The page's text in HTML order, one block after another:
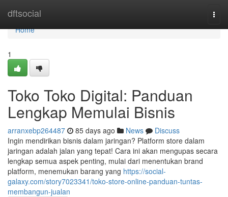
dftsocial
Home
Home
1
Toko Toko Digital: Panduan
Lengkap Memulai Bisnis
arranxebp264487 85 days ago News
Discuss
Ingin mendirikan bisnis dalam jaringan? Platform store dalam
jaringan adalah jalan yang tepat! Cara ini akan mengupas secara
lengkap semua aspek penting, mulai dari menentukan brand
platform, menemukan barang yang https://social-
galaxy.com/story7023341/toko-store-online-panduan-tuntas-
membangun-jualan